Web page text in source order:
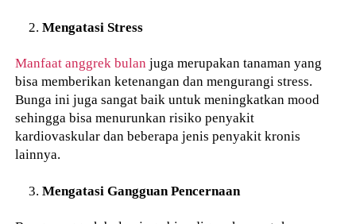
Mengatasi Stress
Manfaat anggrek bulan juga merupakan tanaman yang
bisa memberikan ketenangan dan mengurangi stress.
Bunga ini juga sangat baik untuk meningkatkan mood
sehingga bisa menurunkan risiko penyakit
kardiovaskular dan beberapa jenis penyakit kronis
lainnya.
Mengatasi Gangguan Pencernaan